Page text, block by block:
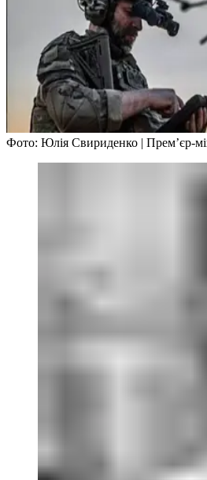
Фото: Юлія Свириденко | Премʼєр-